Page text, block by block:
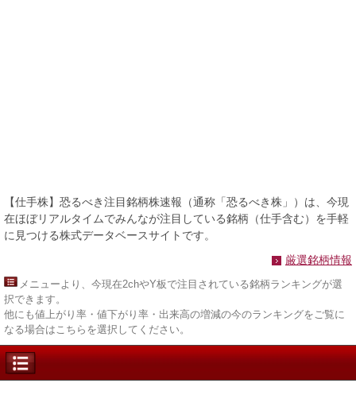
【仕手株】恐るべき注目銘柄株速報（通称「恐るべき株」）は、今現
在ほぼリアルタイムでみんなが注目している銘柄（仕手含む）を手軽
に見つける株式データベースサイトです。
厳選銘柄情報
メニューより、今現在2chやY板で注目されている銘柄ランキングが選
択できます。
他にも値上がり率・値下がり率・出来高の増減の今のランキングをご覧に
なる場合はこちらを選択してください。